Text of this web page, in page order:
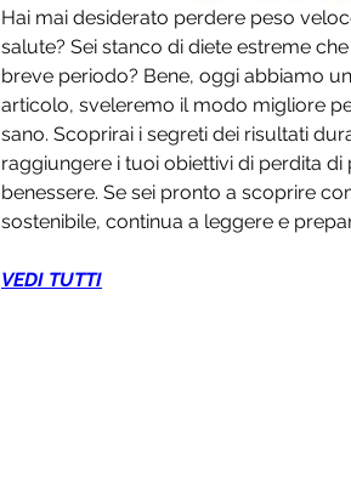
Hai mai desiderato perdere peso
salute? Sei stanco di diete estreme
breve periodo? Bene, oggi abbiamo
articolo, sveleremo il modo migliore
sano. Scoprirai i segreti dei risultati
raggiungere i tuoi obiettivi di perdita
benessere. Se sei pronto a scoprire
sostenibile, continua a leggere e
VEDI TUTTI